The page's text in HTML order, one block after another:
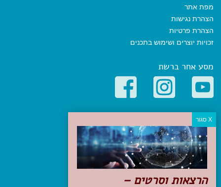
מפת אתר
הצהרת נגישות
הצהרת פרטיות
זכויות יוצרים ושימוש בתכנים
מסע אחר ברשת
קטגוריות פופולריות
יעדים
טיולים בישראל
מלונות בוטיק בישראל
טיפים והמלצות
הכנות לנסיעה
הרצאות וסרטים –